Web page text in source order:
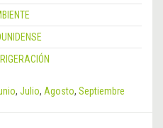
, Julio, Agosto, Septiembre